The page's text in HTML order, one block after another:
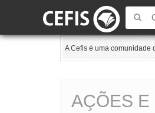
A Cefis é uma comunidade
AÇÕES E